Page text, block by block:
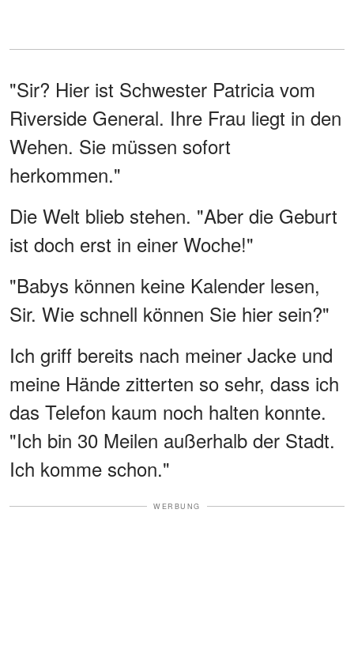
"Sir? Hier ist Schwester Patricia vom
Riverside General. Ihre Frau liegt in den
Wehen. Sie müssen sofort
herkommen."
Die Welt blieb stehen. "Aber die Geburt
ist doch erst in einer Woche!"
"Babys können keine Kalender lesen,
Sir. Wie schnell können Sie hier sein?"
Ich griff bereits nach meiner Jacke und
meine Hände zitterten so sehr, dass ich
das Telefon kaum noch halten konnte.
"Ich bin 30 Meilen außerhalb der Stadt.
Ich komme schon."
WERBUNG